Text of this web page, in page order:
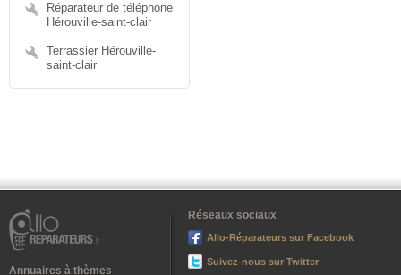
Réparateur de téléphone
Hérouville-saint-clair
Terrassier Hérouville-
saint-clair
Annuaires à thèmes
Réseaux sociaux
Allo-Réparateurs sur Facebook
Suivez-nous sur Twitter